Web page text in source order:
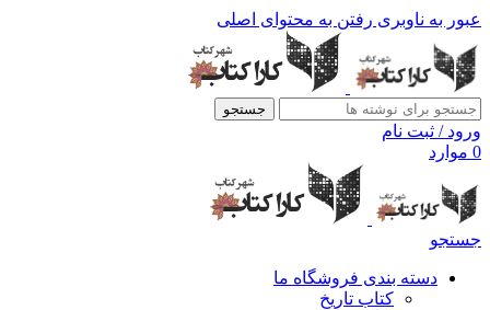
عبور به ناوبری رفتن به محتوای اصلی
جستجو
ورود / ثبت نام
0 موارد
جستجو
دسته بندی فروشگاه ما
کتاب تاریخ